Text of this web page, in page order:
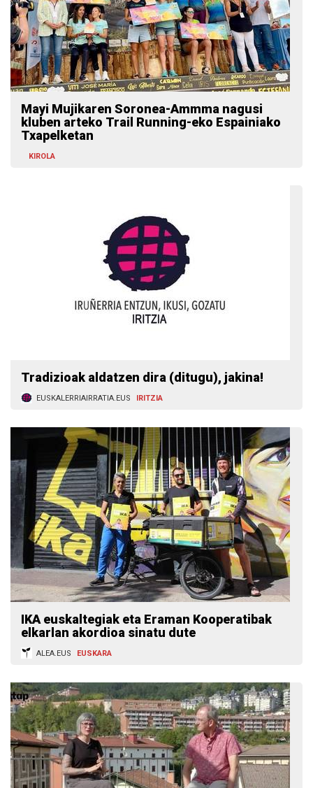
Mayi Mujikaren Soronea-Ammma nagusi
kluben arteko Trail Running-eko Espainiako
Txapelketan
KIROLA
Tradizioak aldatzen dira (ditugu), jakina!
EUSKALERRIAIRRATIA.EUS IRITZIA
IKA euskaltegiak eta Eraman Kooperatibak
elkarlan akordioa sinatu dute
ALEA.EUS EUSKARA